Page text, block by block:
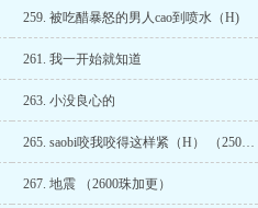
259. 被吃醋暴怒的男人cao到喷水（H)
261. 我一开始就知道
263. 小没良心的
265. saobi咬我咬得这样紧（H） （2500珠加更)
267. 地震 （2600珠加更）